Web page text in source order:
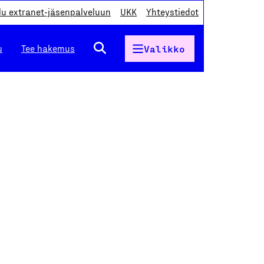
extranet-jäsenpalveluun UKK Yhteystiedot
Tee hakemus Valikko